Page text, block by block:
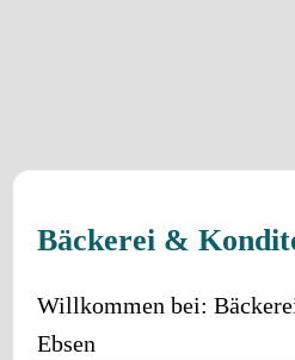
Bäckerei &
Willkommen bei:
Ebsen